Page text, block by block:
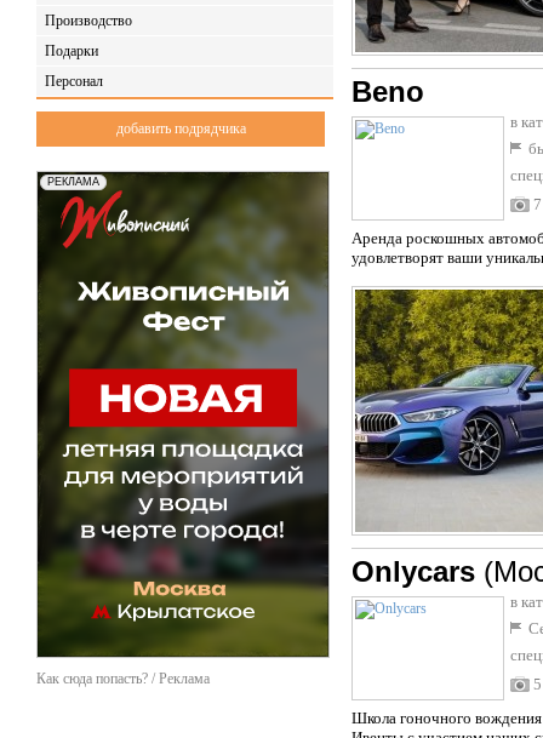
Производство
Подарки
Персонал
добавить подрядчика
Как сюда попасть? / Реклама
Beno
в
7
Аренда роскошных
удовлетворят ваши
Onlycars
в
5
Школа гоночного